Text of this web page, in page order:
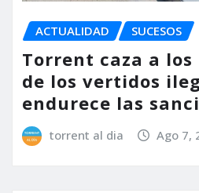
ACTUALIDAD SUCESOS
Torrent caza a los
de los vertidos
endurece las
torrent al dia Ago 7,